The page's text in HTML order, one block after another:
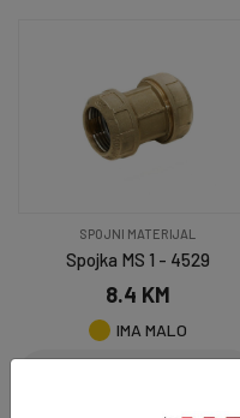
SPOJNI MATERIJAL
Spojka MS 1 - 4529
8.4 KM
IMA MALO